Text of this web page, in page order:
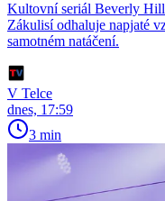
Kultovní seriál Beverly
Zákulisí odhaluje napjaté
samotném natáčení.
V Telce
dnes, 17:59
3 min